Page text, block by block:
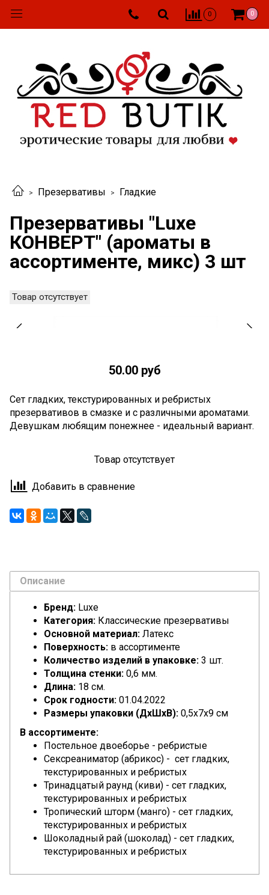
0 0
Презервативы Гладкие
Презервативы "Luxe
КОНВЕРТ" (ароматы в
ассортименте, микс) 3 шт
Товар отсутствует
50.00 руб
Сет гладких, текстурированных и ребристых
презервативов в смазке и с различными ароматами.
Девушкам любящим понежнее - идеальный вариант.
Товар отсутствует
Добавить в сравнение
Описание
Бренд: Luxe
Категория: Классические презервативы
Основной материал: Латекс
Поверхность: в ассортименте
Количество изделий в упаковке: 3 шт.
Толщина стенки: 0,6 мм.
Длина: 18 см.
Срок годности: 01.04.2022
Размеры упаковки (ДхШхВ): 0,5x7x9 см
В ассортименте:
Постельное двоеборье - ребристые
Сексреаниматор (абрикос) - сет гладких,
текстурированных и ребристых
Тринадцатый раунд (киви) - сет гладких,
текстурированных и ребристых
Тропический шторм (манго) - сет гладких,
текстурированных и ребристых
Шоколадный рай (шоколад) - сет гладких,
текстурированных и ребристых